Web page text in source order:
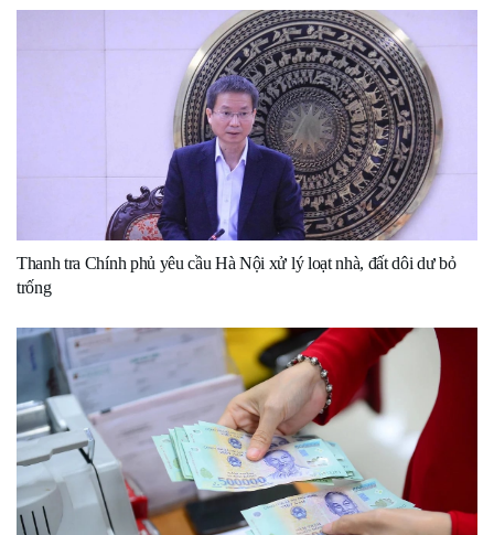
Thanh tra Chính phủ yêu cầu Hà Nội xử lý loạt nhà, đất dôi dư bỏ
trống